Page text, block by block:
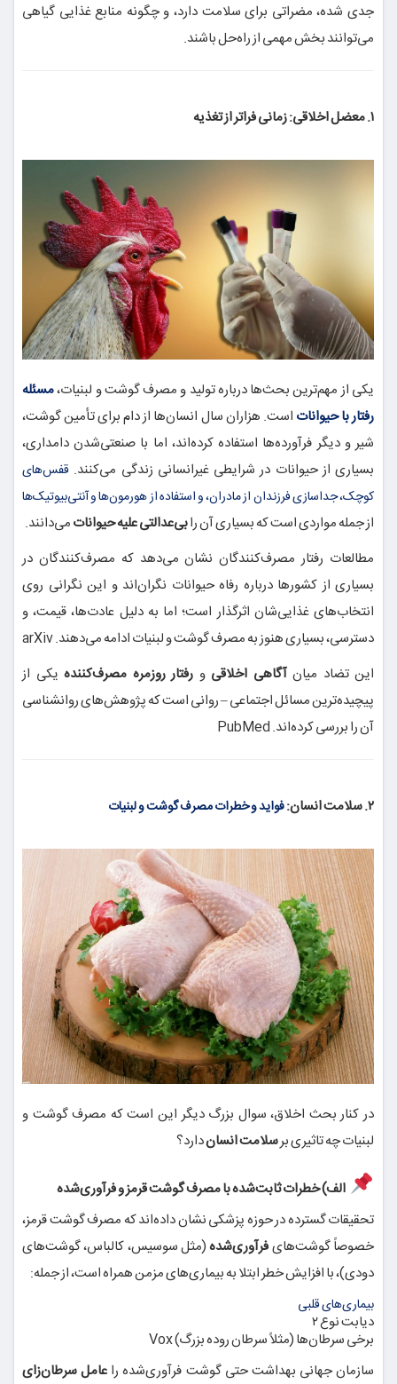
جدی شده، مضراتی برای سلامت دارد، و چگونه منابع غذایی گیاهی
می‌توانند بخش مهمی از راه‌حل باشند.
۱. معضل اخلاقی: زمانی فراتر از تغذیه
یکی از مهم‌ترین بحث‌ها درباره تولید و مصرف گوشت و لبنیات،مسئله
رفتار با حیوانات است. هزاران سال انسان‌ها از دام برای تأمین گوشت،
شیر و دیگر فرآورده‌ها استفاده کرده‌اند، اما با صنعتی‌شدن دامداری،
بسیاری از حیوانات در شرایطی غیرانسانی زندگی می‌کنند. قفس‌های
کوچک، جداسازی فرزندان از مادران، و استفاده از هورمون‌ها و آنتی‌بیوتیک‌ها
از جمله مواردی است که بسیاری آن رابی‌عدالتی علیه حیواناتمی‌دانند.
مطالعات رفتار مصرف‌کنندگان نشان می‌دهد که مصرف‌کنندگان در
بسیاری از کشورها درباره رفاه حیوانات نگران‌اند و این نگرانی روی
انتخاب‌های غذایی‌شان اثرگذار است؛ اما به دلیل عادت‌ها، قیمت، و
دسترسی، بسیاری هنوز به مصرف گوشت و لبنیات ادامه می‌دهند.arXiv
این تضاد میانآگاهی اخلاقی و رفتار روزمره مصرف‌کننده یکی از
پیچیده‌ترین مسائل اجتماعی – روانی است که پژوهش‌های روانشناسی
آن را بررسی کرده‌اند.PubMed
۲. سلامت انسان: فواید و خطرات مصرف گوشت و لبنیات
در کنار بحث اخلاق، سوال بزرگ دیگر این است که مصرف گوشت و
لبنیات چه تاثیری برسلامت انساندارد؟
الف) خطرات ثابت‌شده با مصرف گوشت قرمز و فرآوری‌شده
تحقیقات گسترده در حوزه پزشکی نشان داده‌اند که مصرف گوشت قرمز،
خصوصاً گوشت‌هایفرآوری‌شده(مثل سوسیس، کالباس، گوشت‌های
دودی)، با افزایش خطر ابتلا به بیماری‌های مزمن همراه است، از جمله:
بیماری‌های قلبی
دیابت نوع ۲
برخی سرطان‌ها (مثلاً سرطان روده بزرگ)Vox
سازمان جهانی بهداشت حتی گوشت فرآوری‌شده را عامل سرطان‌زای